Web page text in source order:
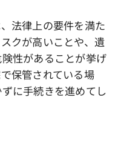
法律上の要件を満た
クが高いことや、遺
性があることが挙げ
保管されている場
に手続きを進めてし